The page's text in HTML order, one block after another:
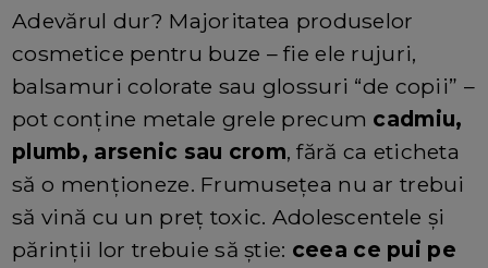
Adevărul dur? Majoritatea produselor
cosmetice pentru buze – fie ele rujuri,
balsamuri colorate sau glossuri “de copii” –
pot conține metale grele precum cadmiu,
plumb, arsenic sau crom, fără ca eticheta
să o menționeze. Frumusețea nu ar trebui
să vină cu un preț toxic. Adolescentele și
părinții lor trebuie să știe: ceea ce pui pe